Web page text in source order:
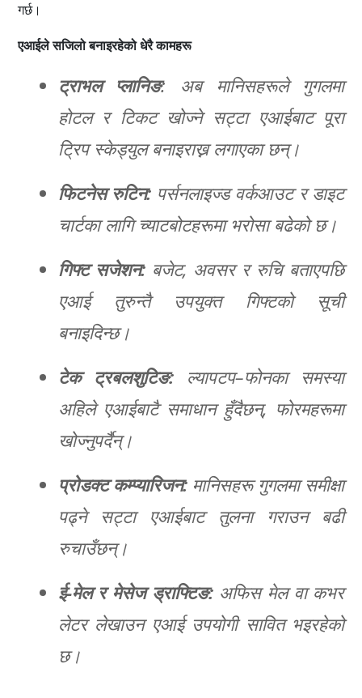
गर्छ।
एआईले सजिलो बनाइरहेको धेरै कामहरू
ट्राभल प्लानिङ: अब मानिसहरूले गुगलमा
होटल र टिकट खोज्ने सट्टा एआईबाट पूरा
ट्रिप स्केड्युल बनाइराख्न लगाएका छन्।
फिटनेस रुटिन: पर्सनलाइज्ड वर्कआउट र डाइट
चार्टका लागि च्याटबोटहरूमा भरोसा बढेको छ।
गिफ्ट सजेशन: बजेट, अवसर र रुचि बताएपछि
एआई तुरुन्तै उपयुक्त गिफ्टको सूची
बनाइदिन्छ।
टेक ट्रबलशुटिङ:ल्यापटप–फोनका समस्या
अहिले एआईबाटै समाधान हुँदैछन्, फोरमहरूमा
खोज्नुपर्दैन्।
प्रोडक्ट कम्प्यारिजन: मानिसहरू गुगलमा समीक्षा
पढ्ने सट्टा एआईबाट तुलना गराउन बढी
रुचाउँछन्।
ई-मेल र मेसेज ड्राफ्टिङ:अफिस मेल वा कभर
लेटर लेखाउन एआई उपयोगी सावित भइरहेको
छ।